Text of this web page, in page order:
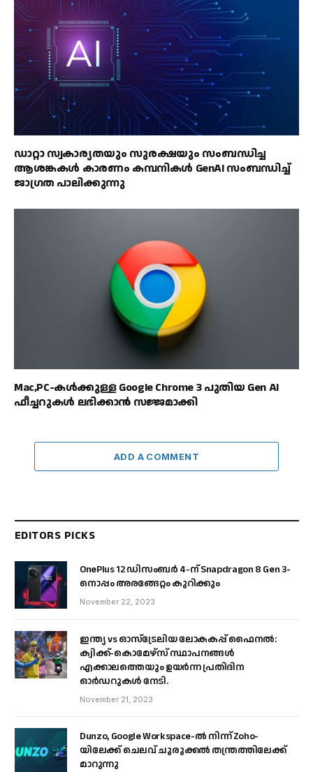
ഡാറ്റാ സ്വകാര്യതയും സുരക്ഷയും സംബന്ധിച്ച
ആശങ്കകൾ കാരണം കമ്പനികൾ GenAI സംബന്ധിച്ച്
ജാഗ്രത പാലിക്കുന്നു
Mac,PC-കൾക്കുള്ള Google Chrome 3 പുതിയ Gen AI
ഫീച്ചറുകൾ ലഭിക്കാൻ സജ്ജമാക്കി
ADD A COMMENT
EDITORS PICKS
OnePlus 12 ഡിസംബർ 4-ന് Snapdragon 8 Gen 3-
നൊപ്പം അരങ്ങേറ്റം കുറിക്കും
November 22, 2023
ഇന്ത്യ vs ഓസ്‌ട്രേലിയ ലോകകപ്പ് ഫൈനൽ:
ക്വിക്ക്-കൊമേഴ്‌സ് സ്ഥാപനങ്ങൾ
എക്കാലത്തെയും ഉയർന്ന പ്രതിദിന
ഓർഡറുകൾ നേടി.
November 21, 2023
Dunzo, Google Workspace-ൽ നിന്ന് Zoho-
യിലേക്ക് ചെലവ് ചുരുക്കൽ തന്ത്രത്തിലേക്ക്
മാറുന്നു